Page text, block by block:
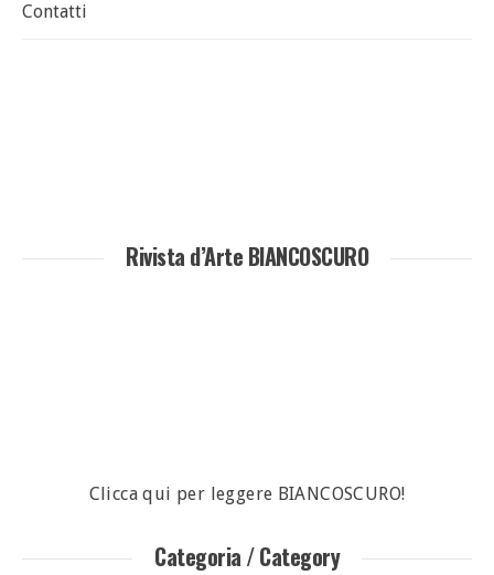
Contatti
Rivista d’Arte BIANCOSCURO
Clicca qui per leggere BIANCOSCURO!
Categoria / Category